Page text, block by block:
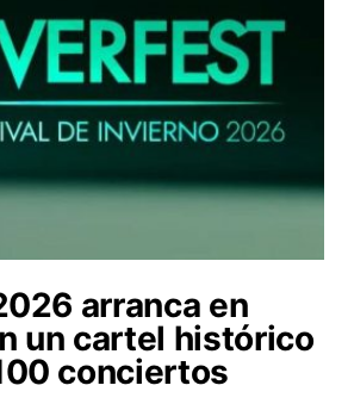
arranca en
un cartel histórico
conciertos